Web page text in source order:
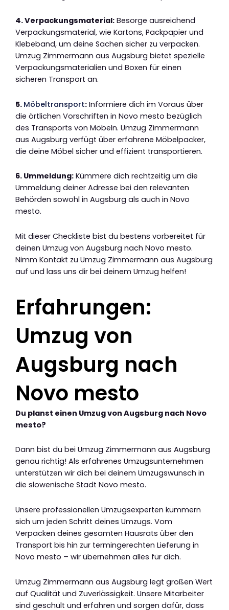
4. Verpackungsmaterial: Besorge ausreichend
Verpackungsmaterial, wie Kartons, Packpapier und
Klebeband, um deine Sachen sicher zu verpacken.
Umzug Zimmermann aus Augsburg bietet spezielle
Verpackungsmaterialien und Boxen für einen
sicheren Transport an.
5. Möbeltransport: Informiere dich im Voraus über
die örtlichen Vorschriften in Novo mesto bezüglich
des Transports von Möbeln. Umzug Zimmermann
aus Augsburg verfügt über erfahrene Möbelpacker,
die deine Möbel sicher und effizient transportieren.
6. Ummeldung: Kümmere dich rechtzeitig um die
Ummeldung deiner Adresse bei den relevanten
Behörden sowohl in Augsburg als auch in Novo
mesto.
Mit dieser Checkliste bist du bestens vorbereitet für
deinen Umzug von Augsburg nach Novo mesto.
Nimm Kontakt zu Umzug Zimmermann aus Augsburg
auf und lass uns dir bei deinem Umzug helfen!
Erfahrungen:
Umzug von
Augsburg nach
Novo mesto
Du planst einen Umzug von Augsburg nach Novo
mesto?
Dann bist du bei Umzug Zimmermann aus Augsburg
genau richtig! Als erfahrenes Umzugsunternehmen
unterstützen wir dich bei deinem Umzugswunsch in
die slowenische Stadt Novo mesto.
Unsere professionellen Umzugsexperten kümmern
sich um jeden Schritt deines Umzugs. Vom
Verpacken deines gesamten Hausrats über den
Transport bis hin zur termingerechten Lieferung in
Novo mesto – wir übernehmen alles für dich.
Umzug Zimmermann aus Augsburg legt großen Wert
auf Qualität und Zuverlässigkeit. Unsere Mitarbeiter
sind geschult und erfahren und sorgen dafür, dass